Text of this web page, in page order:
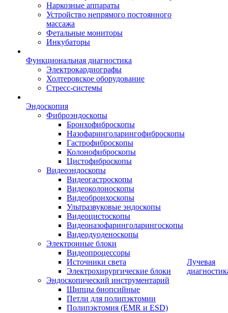
Наркозные аппараты
Устройство непрямого постоянного
массажа
Фетальные мониторы
Инкубаторы
Функциональная диагностика
Электрокардиографы
Холтеровское оборудование
Стресс-системы
Эндоскопия
Фиброэндоскопы
Бронхофиброскопы
Назофаринголарингофиброскопы
Гастрофиброскопы
Колонофиброскопы
Цистофиброскопы
Видеоэндоскопы
Видеогастроскопы
Видеоколоноскопы
Видеобронхоскопы
Ультразвуковые эндоскопы
Видеоцистоскопы
Видеоназофаринголарингоскопы
Видеодуоденоскопы
Электронные блоки
Видеопроцессоры
Источники света
Электрохирургические блоки
Эндоскопический инструментарий
Щипцы биопсийные
Петли для полипэктомии
Полипэктомия (EMR и ESD)
Лучевая